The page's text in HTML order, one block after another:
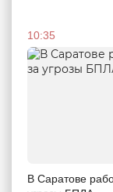
10:35
В Саратове